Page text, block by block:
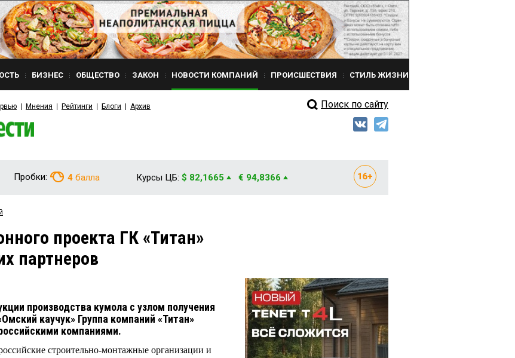
БИЗНЕС ОБЩЕСТВО ЗАКОН НОВОСТИ КОМПАНИЙ ПРОИСШЕСТВИЯ СТИЛЬ ЖИЗНИ
Мнения Рейтинги Блоги Архив Поиск по сайту
Пробки: 4 балла Курсы ЦБ: $ 82,1665 € 94,8366
проекта ГК «Титан»
партнеров
производства кумола с узлом получения
каучук» Группа компаний «Титан»
компаниями.
строительно-монтажные организации и